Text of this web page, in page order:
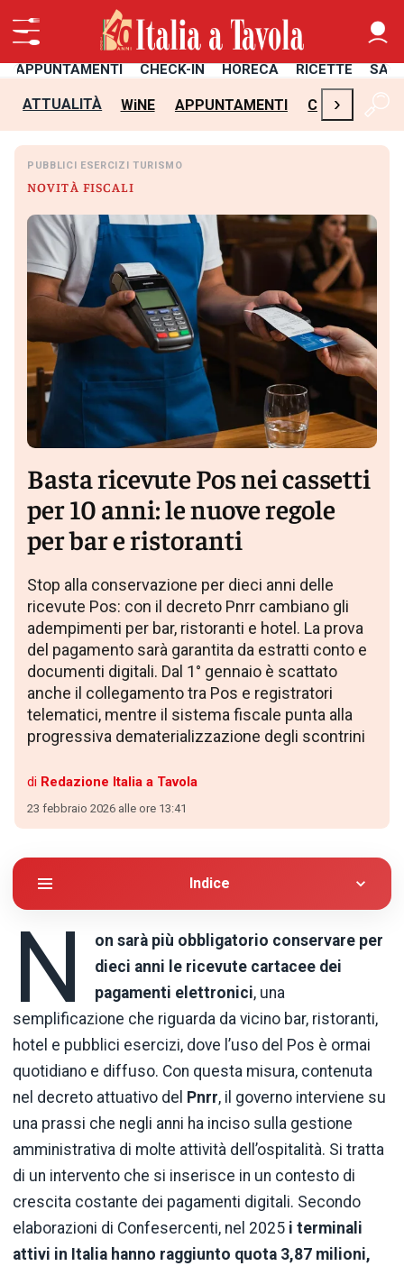
APPUNTAMENTI CHECK-IN HORECA RICETTE
ATTUALITÀ WiNE APPUNTAMENTI CHECK-IN
›
PUBBLICI ESERCIZI TURISMO
NOVITÀ FISCALI
Basta ricevute Pos nei cassetti
per 10 anni: le nuove regole
per bar e ristoranti
Stop alla conservazione per dieci anni delle
ricevute Pos: con il decreto Pnrr cambiano gli
adempimenti per bar, ristoranti e hotel. La prova
del pagamento sarà garantita da estratti conto e
documenti digitali. Dal 1° gennaio è scattato
anche il collegamento tra Pos e registratori
telematici, mentre il sistema fiscale punta alla
progressiva dematerializzazione degli scontrini
di Redazione Italia a Tavola
23 febbraio 2026 alle ore 13:41
Indice
N
on sarà più obbligatorio conservare per
dieci anni le ricevute cartacee dei
pagamenti elettronici, una
semplificazione che riguarda da vicino bar, ristoranti,
hotel e pubblici esercizi, dove l’uso del Pos è ormai
quotidiano e diffuso. Con questa misura, contenuta
nel decreto attuativo del Pnrr, il governo interviene su
una prassi che negli anni ha inciso sulla gestione
amministrativa di molte attività dell’ospitalità. Si tratta
di un intervento che si inserisce in un contesto di
crescita costante dei pagamenti digitali. Secondo
elaborazioni di Confesercenti, nel 2025 i terminali
attivi in Italia hanno raggiunto quota 3,87 milioni,